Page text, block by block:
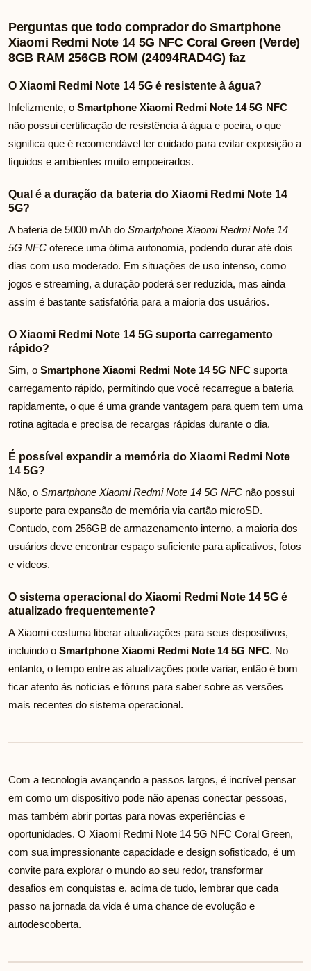
Perguntas que todo comprador do Smartphone
Xiaomi Redmi Note 14 5G NFC Coral Green (Verde)
8GB RAM 256GB ROM (24094RAD4G) faz
O Xiaomi Redmi Note 14 5G é resistente à água?
Infelizmente, o Smartphone Xiaomi Redmi Note 14 5G NFC
não possui certificação de resistência à água e poeira, o que
significa que é recomendável ter cuidado para evitar exposição a
líquidos e ambientes muito empoeirados.
Qual é a duração da bateria do Xiaomi Redmi Note 14
5G?
A bateria de 5000 mAh do Smartphone Xiaomi Redmi Note 14
5G NFC oferece uma ótima autonomia, podendo durar até dois
dias com uso moderado. Em situações de uso intenso, como
jogos e streaming, a duração poderá ser reduzida, mas ainda
assim é bastante satisfatória para a maioria dos usuários.
O Xiaomi Redmi Note 14 5G suporta carregamento
rápido?
Sim, o Smartphone Xiaomi Redmi Note 14 5G NFC suporta
carregamento rápido, permitindo que você recarregue a bateria
rapidamente, o que é uma grande vantagem para quem tem uma
rotina agitada e precisa de recargas rápidas durante o dia.
É possível expandir a memória do Xiaomi Redmi Note
14 5G?
Não, o Smartphone Xiaomi Redmi Note 14 5G NFC não possui
suporte para expansão de memória via cartão microSD.
Contudo, com 256GB de armazenamento interno, a maioria dos
usuários deve encontrar espaço suficiente para aplicativos, fotos
e vídeos.
O sistema operacional do Xiaomi Redmi Note 14 5G é
atualizado frequentemente?
A Xiaomi costuma liberar atualizações para seus dispositivos,
incluindo o Smartphone Xiaomi Redmi Note 14 5G NFC. No
entanto, o tempo entre as atualizações pode variar, então é bom
ficar atento às notícias e fóruns para saber sobre as versões
mais recentes do sistema operacional.
Com a tecnologia avançando a passos largos, é incrível pensar
em como um dispositivo pode não apenas conectar pessoas,
mas também abrir portas para novas experiências e
oportunidades. O Xiaomi Redmi Note 14 5G NFC Coral Green,
com sua impressionante capacidade e design sofisticado, é um
convite para explorar o mundo ao seu redor, transformar
desafios em conquistas e, acima de tudo, lembrar que cada
passo na jornada da vida é uma chance de evolução e
autodescoberta.